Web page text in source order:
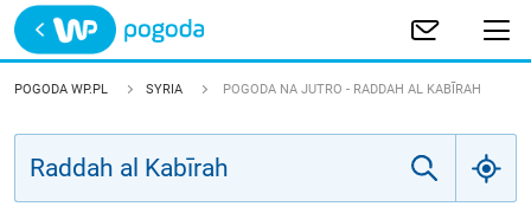
Trwa ładowanie
POLSKA
POGODA WP.PL SYRIA POGODA NA JUTRO - RADDAH AL KABĪRAH